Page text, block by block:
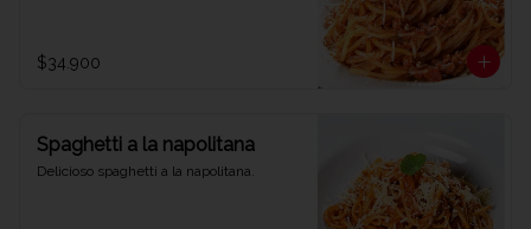
$34.900
Spaghetti a la napolitana
Delicioso spaghetti a la napolitana.